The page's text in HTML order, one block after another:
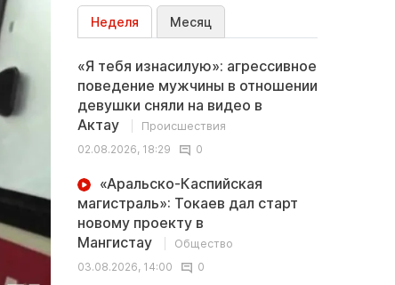
Неделя Месяц
«Я тебя изнасилую»: агрессивное
поведение мужчины в отношении
девушки сняли на видео в
Актау
Происшествия
02.08.2026, 18:29
0
«Аральско-Каспийская
магистраль»: Токаев дал старт
новому проекту в
Мангистау
Общество
03.08.2026, 14:00
0